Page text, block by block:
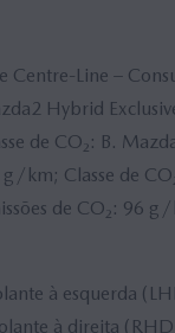
Centre-Line –
Hybrid
de CO₂: B.
km; Classe de
de CO₂: 96 g/
à esquerda
à direita